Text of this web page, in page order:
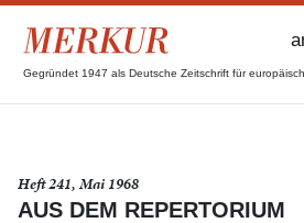
Gegründet 1947 als Deutsche Zeitschrift für
Heft 241, Mai 1968
AUS DEM REPERTORIUM